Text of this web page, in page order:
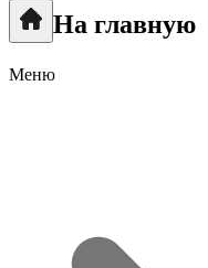
На главную
Меню